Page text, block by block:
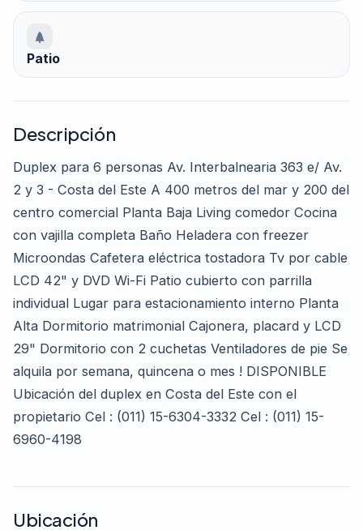
Patio
Descripción
Duplex para 6 personas Av. Interbalnearia 363 e/ Av.
2 y 3 - Costa del Este A 400 metros del mar y 200 del
centro comercial Planta Baja Living comedor Cocina
con vajilla completa Baño Heladera con freezer
Microondas Cafetera eléctrica tostadora Tv por cable
LCD 42" y DVD Wi-Fi Patio cubierto con parrilla
individual Lugar para estacionamiento interno Planta
Alta Dormitorio matrimonial Cajonera, placard y LCD
29" Dormitorio con 2 cuchetas Ventiladores de pie Se
alquila por semana, quincena o mes ! DISPONIBLE
Ubicación del duplex en Costa del Este con el
propietario Cel : (011) 15-6304-3332 Cel : (011) 15-
6960-4198
Ubicación